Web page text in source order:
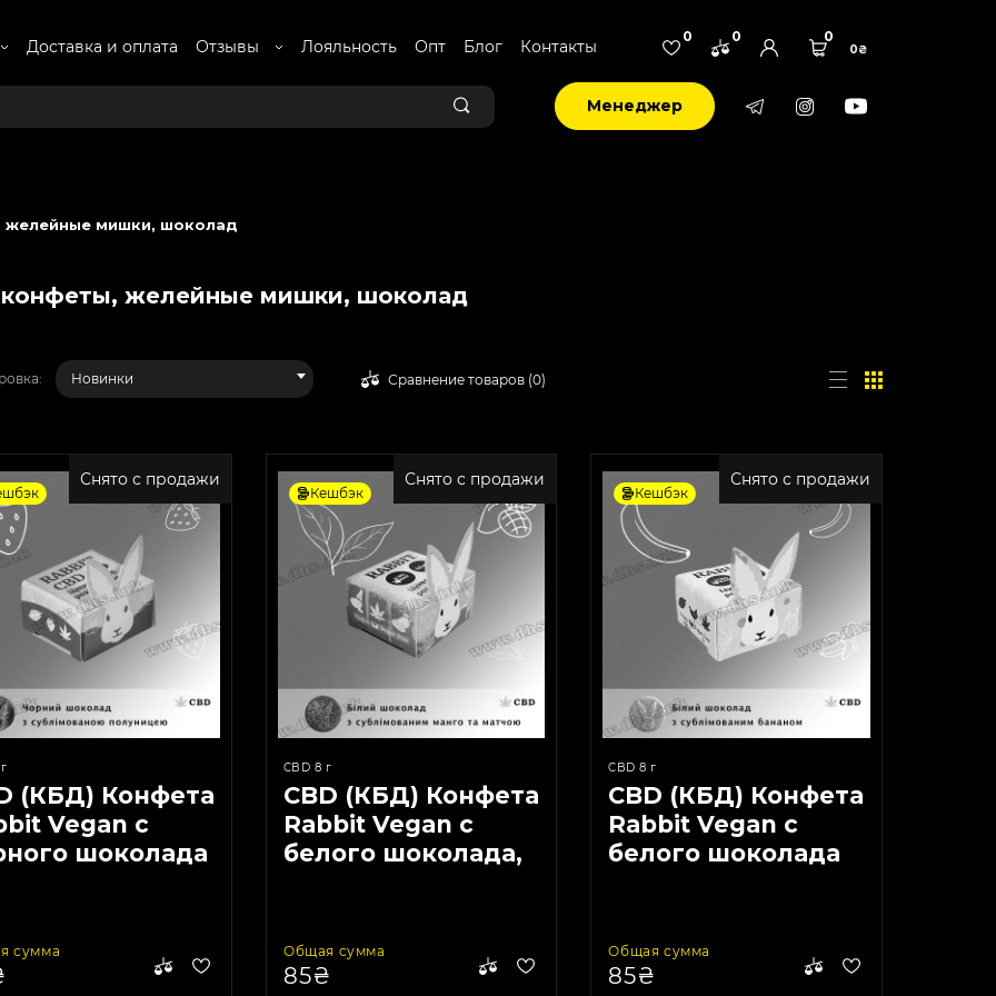
Доставка и оплата Отзывы Лояльность Опт Блог Контакты
0 0 0
0₴
Менеджер
желейные мишки, шоколад
конфеты, желейные мишки, шоколад
Новинки Сравнение товаров (0)
Снято с продажи
(КБД) Конфета
Vegan с
шоколада
сумма
Снято с продажи
Кешбэк
CBD 8 г
CBD (КБД) Конфета
Rabbit Vegan с
белого шоколада,
Общая сумма
85₴
Снято с продажи
Кешбэк
CBD 8 г
CBD (КБД) Конфета
Rabbit Vegan с
белого шоколада
Общая сумма
85₴